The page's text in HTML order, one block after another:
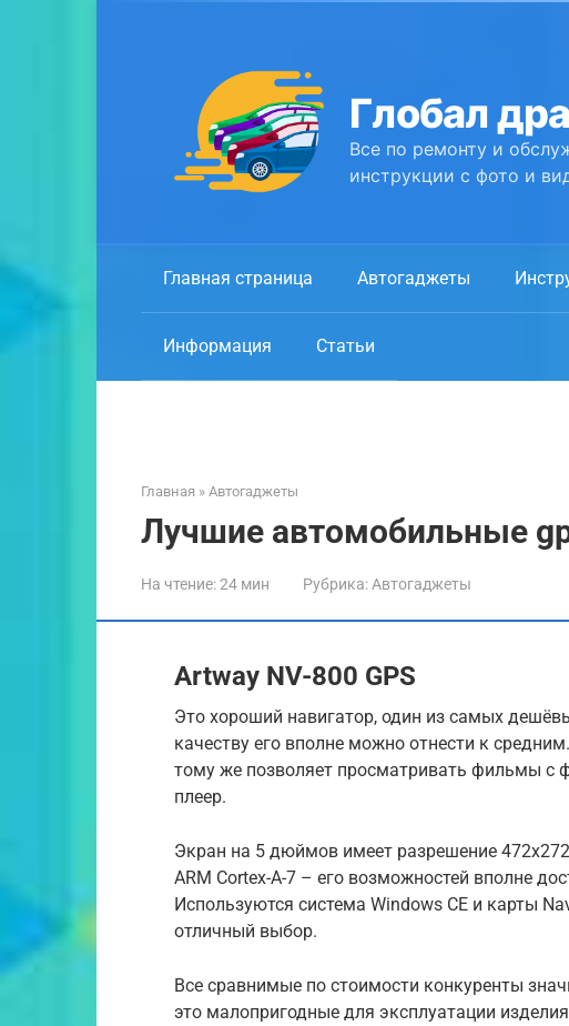
Глобал
Все по ремонту и
инструкции с фото и
Главная страница Автогаджеты
Информация Статьи
Главная » Автогаджеты
Лучшие автомобильные
На чтение:24 мин Рубрика: Автогаджеты
Artway NV-800 GPS
Это хороший навигатор, один из самых
качеству его вполне можно отнести к
тому же позволяет просматривать фильмы с
плеер.
Экран на 5 дюймов имеет разрешение
ARM Cortex-A-7 – его возможностей вполне
Используются система Windows CE и карты
отличный выбор.
Все сравнимые по стоимости конкуренты
это малопригодные для эксплуатации